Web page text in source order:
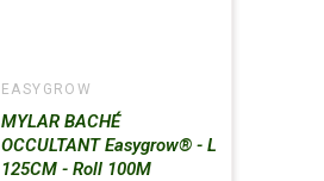
EASYGROW
MYLAR BACHÉ
OCCULTANT Easygrow® - L
125CM - Roll 100M